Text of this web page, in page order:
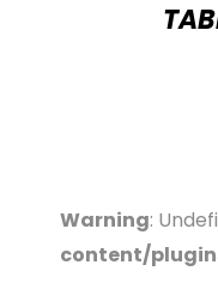
Warning:
content/